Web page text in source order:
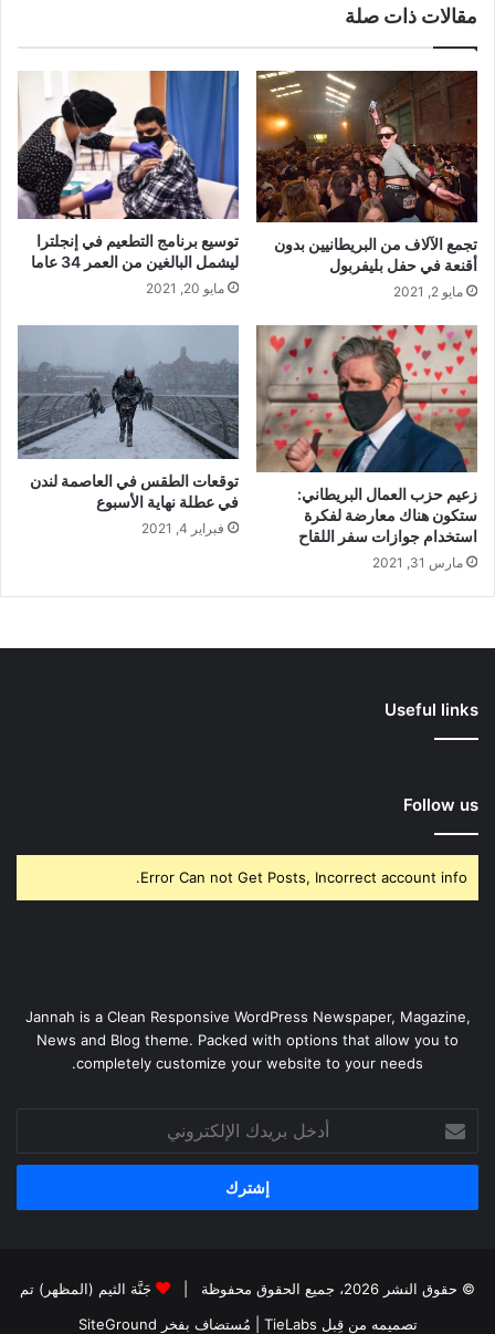
مقالات ذات صلة
تجمع الآلاف من البريطانيين بدون
أقنعة في حفل بليفربول
مايو 2, 2021
توسيع برنامج التطعيم في إنجلترا
ليشمل البالغين من العمر 34 عاما
مايو 20, 2021
زعيم حزب العمال البريطاني:
ستكون هناك معارضة لفكرة
استخدام جوازات سفر اللقاح
مارس 31, 2021
توقعات الطقس في العاصمة لندن
في عطلة نهاية الأسبوع
فبراير 4, 2021
Useful links
Follow us
Error Can not Get Posts, Incorrect account info.
Jannah is a Clean Responsive WordPress Newspaper, Magazine,
News and Blog theme. Packed with options that allow you to
completely customize your website to your needs.
بريدك
الإلكتروني
© حقوق النشر 2026، جميع الحقوق محفوظة |
جَنَّة الثيم (المظهر) تم
تصميمه من قِبل TieLabs
| مُستضاف بفخر SiteGround